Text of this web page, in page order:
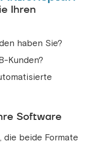
Ihren
haben Sie?
Kunden?
Software
die beide Formate